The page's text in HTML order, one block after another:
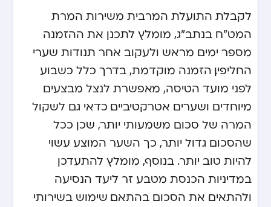
לקבלת התועלת המרבית משירות המרת
המט"ח בנתב"ג, מומלץ לתכנן את ההזמנה
מספר ימים מראש ולעקוב אחר תנודות שערי
החליפין. הזמנה מוקדמת, בדרך כלל כשבוע
לפני מועד הטיסה, מאפשרת לנצל מבצעים
מיוחדים ושערים אטרקטיביים. כדאי גם לשקול
המרה של סכום משמעותי יותר, שכן ככל
שהסכום גדול יותר, כך השער המוצע עשוי
להיות טוב יותר. בנוסף, מומלץ להתעדכן
במדיניות הכנסת מטבע זר ליעד הנסיעה
ולהתאים את הסכום בהתאם. שימוש בשירותי